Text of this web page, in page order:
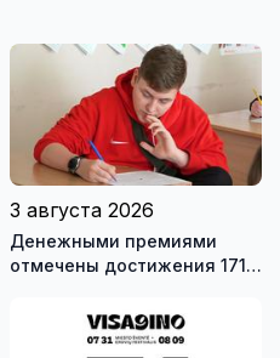
3 августа 2026
Денежными премиями
отмечены достижения 171
трех педагогов